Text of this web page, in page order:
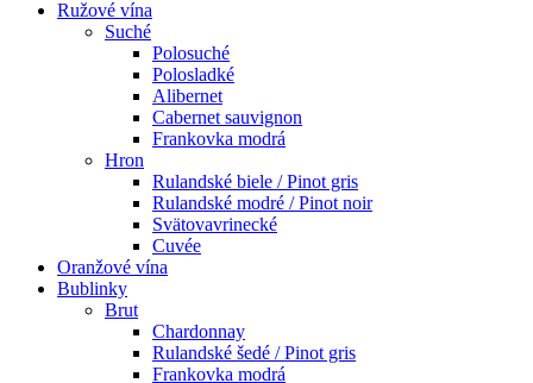
Ružové vína
Suché
Polosuché
Polosladké
Alibernet
Cabernet sauvignon
Frankovka modrá
Hron
Rulandské biele / Pinot gris
Rulandské modré / Pinot noir
Svätovavrinecké
Cuvée
Oranžové vína
Bublinky
Brut
Chardonnay
Rulandské šedé / Pinot gris
Frankovka modrá